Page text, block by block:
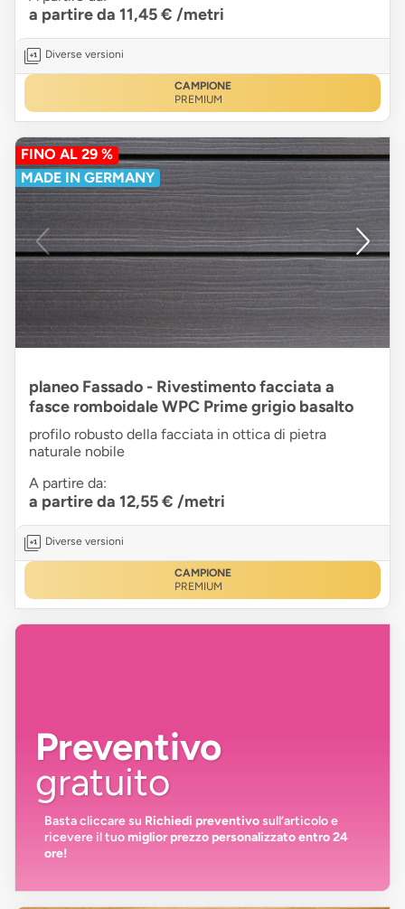
a partire da 11,45 € /metri
Diverse versioni
CAMPIONE
PREMIUM
FINO AL 29 %
MADE IN GERMANY
planeo Fassado - Rivestimento facciata a
fasce romboidale WPC Prime grigio basalto
profilo robusto della facciata in ottica di pietra
naturale nobile
A partire da:
a partire da 12,55 € /metri
Diverse versioni
CAMPIONE
PREMIUM
Preventivo
gratuito
Basta cliccare su Richiedi preventivosull’articolo e
ricevere il tuomiglior prezzo personalizzato entro 24
ore!